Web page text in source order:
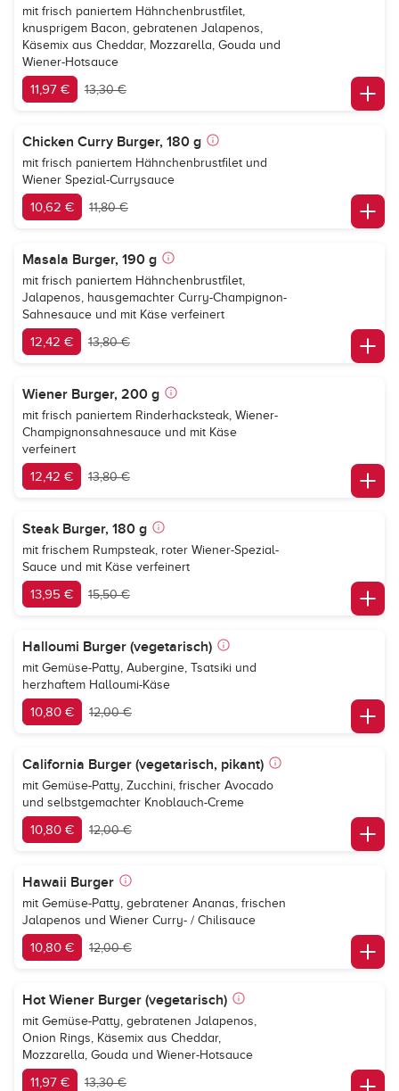
mit frisch paniertem Hähnchenbrustfilet,
knusprigem Bacon, gebratenen Jalapenos,
Käsemix aus Cheddar, Mozzarella, Gouda und
Wiener-Hotsauce
11,97 € 13,30 €
Chicken Curry Burger, 180 g
mit frisch paniertem Hähnchenbrustfilet und
Wiener Spezial-Currysauce
10,62 € 11,80 €
Masala Burger, 190 g
mit frisch paniertem Hähnchenbrustfilet,
Jalapenos, hausgemachter Curry-Champignon-
Sahnesauce und mit Käse verfeinert
12,42 € 13,80 €
Wiener Burger, 200 g
mit frisch paniertem Rinderhacksteak, Wiener-
Champignonsahnesauce und mit Käse
verfeinert
12,42 € 13,80 €
Steak Burger, 180 g
mit frischem Rumpsteak, roter Wiener-Spezial-
Sauce und mit Käse verfeinert
13,95 € 15,50 €
Halloumi Burger (vegetarisch)
mit Gemüse-Patty, Aubergine, Tsatsiki und
herzhaftem Halloumi-Käse
10,80 € 12,00 €
California Burger (vegetarisch, pikant)
mit Gemüse-Patty, Zucchini, frischer Avocado
und selbstgemachter Knoblauch-Creme
10,80 € 12,00 €
Hawaii Burger
mit Gemüse-Patty, gebratener Ananas, frischen
Jalapenos und Wiener Curry- / Chilisauce
10,80 € 12,00 €
Hot Wiener Burger (vegetarisch)
mit Gemüse-Patty, gebratenen Jalapenos,
Onion Rings, Käsemix aus Cheddar,
Mozzarella, Gouda und Wiener-Hotsauce
11,97 € 13,30 €